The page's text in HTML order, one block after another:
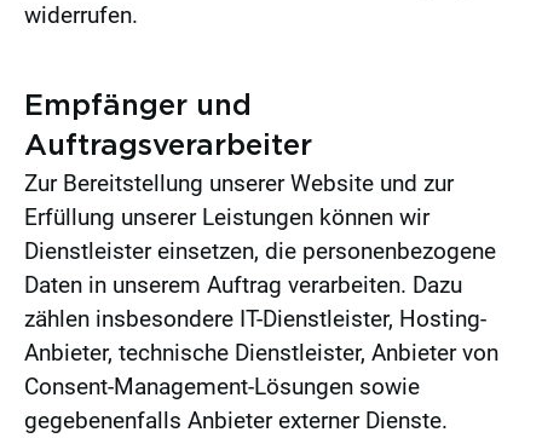
widerrufen.
Empfänger und
Auftragsverarbeiter
Zur Bereitstellung unserer Website und zur
Erfüllung unserer Leistungen können wir
Dienstleister einsetzen, die personenbezogene
Daten in unserem Auftrag verarbeiten. Dazu
zählen insbesondere IT-Dienstleister, Hosting-
Anbieter, technische Dienstleister, Anbieter von
Consent-Management-Lösungen sowie
gegebenenfalls Anbieter externer Dienste.